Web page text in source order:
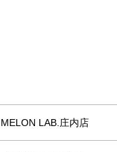
MELON LAB.庄内店